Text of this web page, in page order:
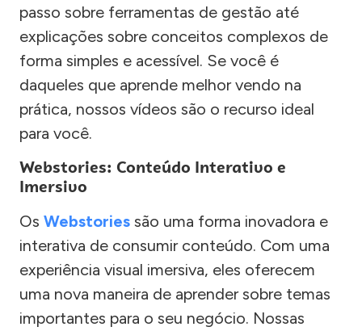
passo sobre ferramentas de gestão até
explicações sobre conceitos complexos de
forma simples e acessível. Se você é
daqueles que aprende melhor vendo na
prática, nossos vídeos são o recurso ideal
para você.
Webstories: Conteúdo Interativo e
Imersivo
Os Webstories são uma forma inovadora e
interativa de consumir conteúdo. Com uma
experiência visual imersiva, eles oferecem
uma nova maneira de aprender sobre temas
importantes para o seu negócio. Nossas